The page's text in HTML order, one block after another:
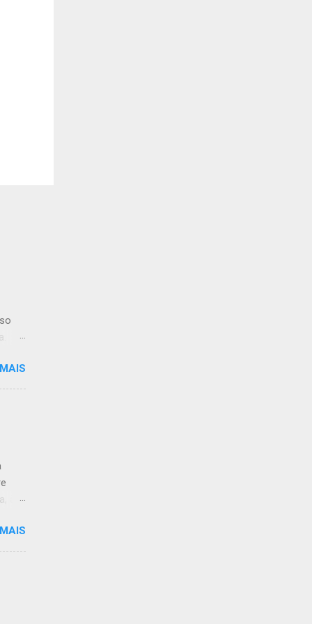
às
de
ao